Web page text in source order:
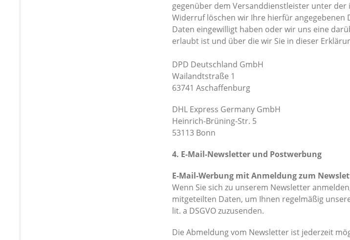
gegenüber dem Versanddienstleister unter
Widerruf löschen wir Ihre hierfür angegebenen
Daten eingewilligt haben oder wir uns eine
erlaubt ist und über die wir Sie in dieser
DPD Deutschland GmbH
Wailandtstraße 1
63741 Aschaffenburg
DHL Express Germany GmbH
Heinrich-Brüning-Str. 5
53113 Bonn
4. E-Mail-Newsletter und Postwerbung
E-Mail-Werbung mit Anmeldung zum
Wenn Sie sich zu unserem Newsletter
mitgeteilten Daten, um Ihnen regelmäßig
lit. a DSGVO zuzusenden.
Die Abmeldung vom Newsletter ist jederzeit